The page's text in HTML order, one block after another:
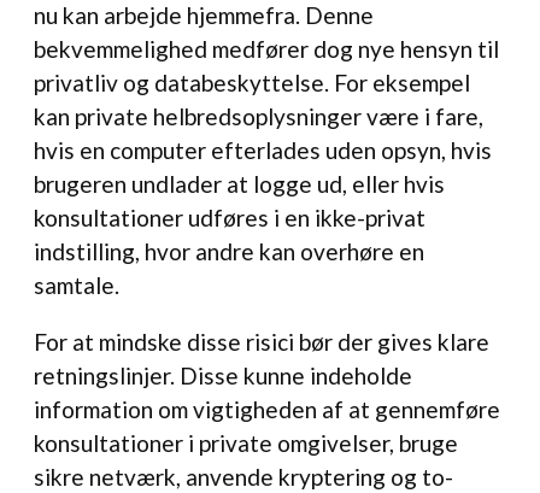
nu kan arbejde hjemmefra. Denne
bekvemmelighed medfører dog nye hensyn til
privatliv og databeskyttelse. For eksempel
kan private helbredsoplysninger være i fare,
hvis en computer efterlades uden opsyn, hvis
brugeren undlader at logge ud, eller hvis
konsultationer udføres i en ikke-privat
indstilling, hvor andre kan overhøre en
samtale.
For at mindske disse risici bør der gives klare
retningslinjer. Disse kunne indeholde
information om vigtigheden af at gennemføre
konsultationer i private omgivelser, bruge
sikre netværk, anvende kryptering og to-